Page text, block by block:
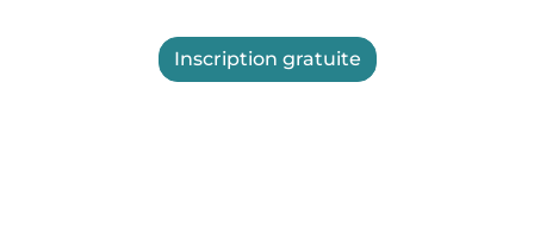
Inscription gratuite